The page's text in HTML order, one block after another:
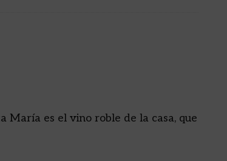
María es el vino roble de la casa, que